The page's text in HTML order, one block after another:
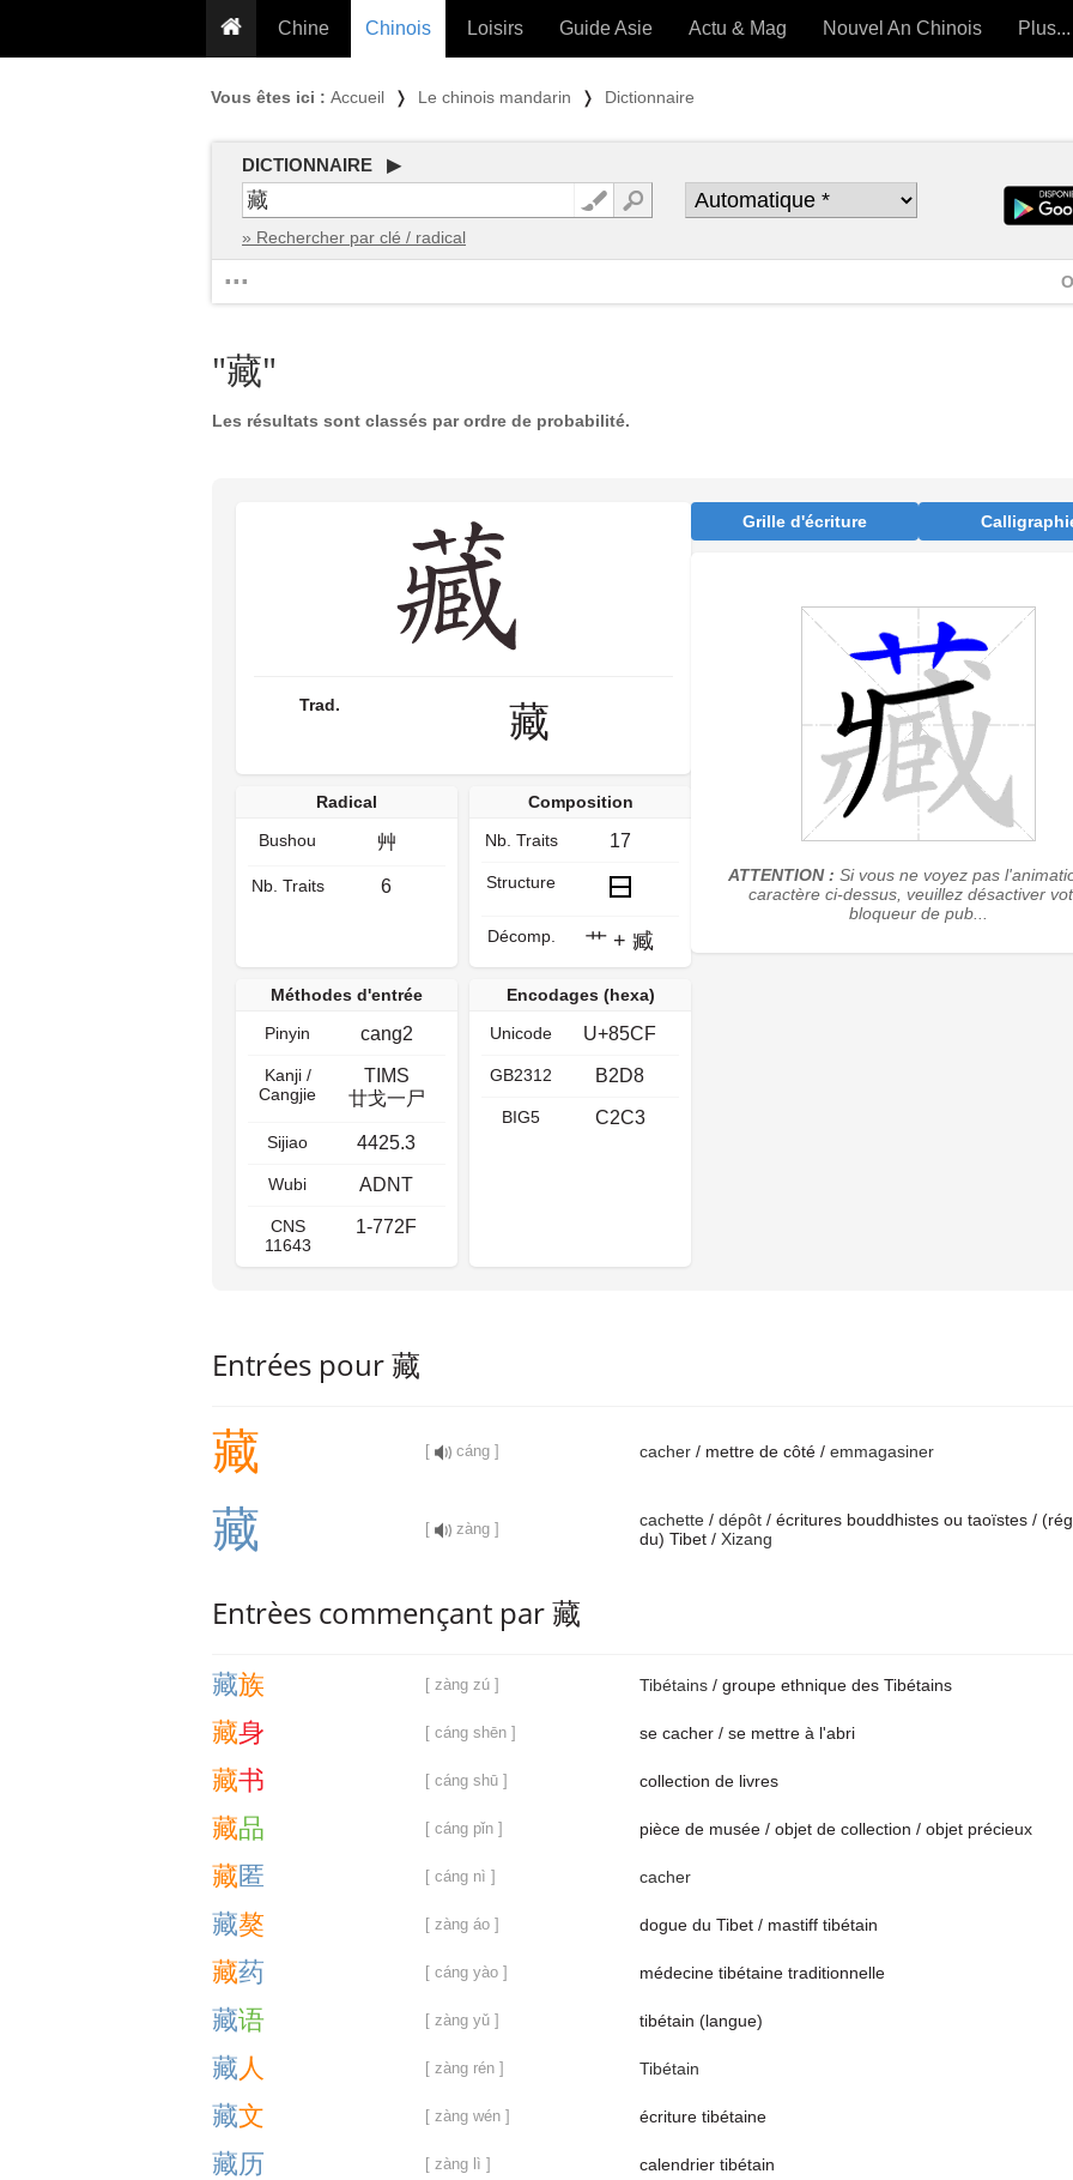
Chine
Conseils voyageurs
Proverbes
Chinois
Grammaire
Exos & Flashcards
Loisirs
PLUS (24 OUTILS) »
Guide Asie Actu & Mag Nouvel An Chinois Plus...
Vous êtes ici : Accueil ❭ Le chinois mandarin ❭ Dictionnaire
DICTIONNAIRE ▶
» Rechercher par clé / radical
...
"藏"
Les résultats sont classés par ordre de probabilité.
Trad. 藏
Radical
Bushou
艸
Nb. Traits 6
Composition
Nb. Traits
17
Structure
Décomp. 艹 + 臧
Méthodes d'entrée
Pinyin
cang2
Kanji /
Cangjie
TIMS
廿戈一尸
Sijiao 4425.3
Wubi ADNT
CNS
11643
1-772F
Encodages (hexa)
Unicode
U+85CF
GB2312 B2D8
BIG5 C2C3
Grille d'écriture
ATTENTION : Si vous ne voyez pas
caractère ci-dessus, veuillez désactiver
bloqueur de pub...
Entrées pour 藏
藏 [ cáng ] cacher / mettre de côté / emmagasiner
藏 [ zàng ] cachette / dépôt / écritures bouddhistes ou taoïstes /
du) Tibet / Xizang
Entrèes commençant par 藏
藏族 [ zàng zú ] Tibétains / groupe ethnique des Tibétains
藏身 [ cáng shēn ] se cacher / se mettre à l'abri
藏书 [ cáng shū ] collection de livres
藏品 [ cáng pǐn ] pièce de musée / objet de collection / objet précieux
藏匿 [ cáng nì ] cacher
藏獒 [ zàng áo ] dogue du Tibet / mastiff tibétain
藏药 [ cáng yào ] médecine tibétaine traditionnelle
藏语 [ zàng yǔ ] tibétain (langue)
藏人 [ zàng rén ] Tibétain
藏文 [ zàng wén ] écriture tibétaine
藏历 [ zàng lì ] calendrier tibétain